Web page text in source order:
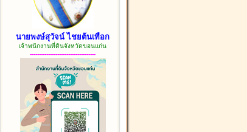
นายพงษ์สุวัจน์ ไชยต้นเทือก
เจ้าพนักงานที่ดินจังหวัดขอนแก่น
------------------------------------